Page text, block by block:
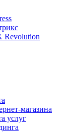
Revolution
магазина
услуг